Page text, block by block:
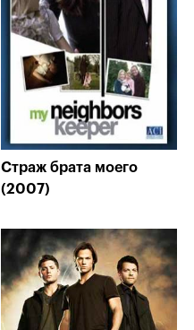
Страж брата моего
(2007)